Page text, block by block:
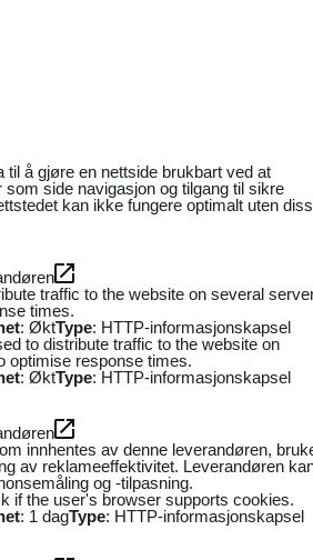
til å gjøre en nettside brukbart ved at
som side navigasjon og tilgang til sikre
kan ikke fungere optimalt uten
traffic to the website on several
times.
: ØktType: HTTP-informasjonskapsel
to distribute traffic to the website on
optimise response times.
: ØktType: HTTP-informasjonskapsel
innhentes av denne leverandøren,
av reklameeffektivitet. Leverandøren
og -tilpasning.
if the user's browser supports cookies.
: 1 dagType: HTTP-informasjonskapsel